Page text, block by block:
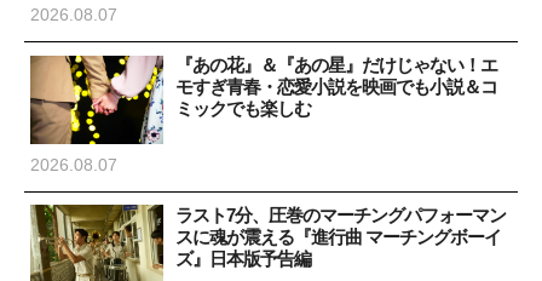
2026.08.07
『あの花』＆『あの星』だけじゃない！エ
モすぎ青春・恋愛小説を映画でも小説＆コ
ミックでも楽しむ
2026.08.07
ラスト7分、圧巻のマーチングパフォーマン
スに魂が震える『進行曲 マーチングボーイ
ズ』日本版予告編